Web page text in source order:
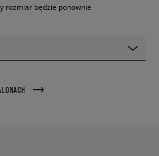
rozmiar będzie ponownie